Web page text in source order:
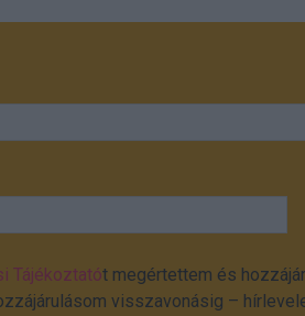
Tájékoztatót megértettem és
visszavonásig –